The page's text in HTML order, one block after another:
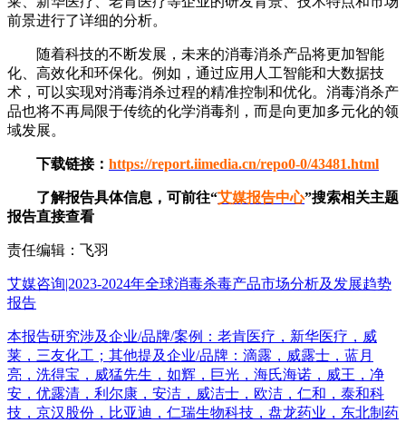
前景进行了详细的分析。
随着科技的不断发展，未来的消毒消杀产品将更加智能
化、高效化和环保化。例如，通过应用人工智能和大数据技
术，可以实现对消毒消杀过程的精准控制和优化。消毒消杀产
品也将不再局限于传统的化学消毒剂，而是向更加多元化的领
域发展。
下载链接： https://report.iimedia.cn/repo0-0/43481.html
了解报告具体信息，可前往“艾媒报告中心”搜索相关主题
报告直接查看
责任编辑：飞羽
艾媒咨询|2023-2024年全球消毒杀毒产品市场分析及发展趋势
报告
本报告研究涉及企业/品牌/案例：老肯医疗，新华医疗，威
莱，三友化工；其他提及企业/品牌：滴露，威露士，蓝月
亮，洗得宝，威猛先生，如辉，巨光，海氏海诺，威王，净
安，优露清，利尔康，安洁，威洁士，欧洁，仁和，泰和科
技，京汉股份，比亚迪，仁瑞生物科技，盘龙药业，东北制药